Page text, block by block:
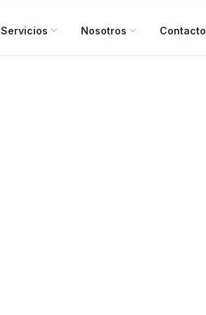
Servicios Nosotros Contacto